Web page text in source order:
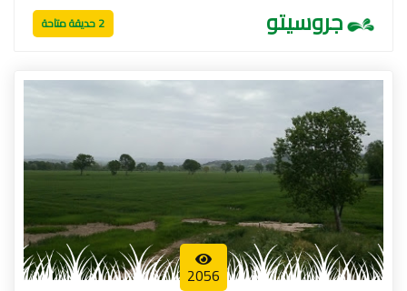
جروسيتو 2 حديقة متاحة
2056